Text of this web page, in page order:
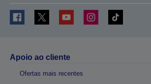
Apoio ao cliente
Ofertas mais recentes